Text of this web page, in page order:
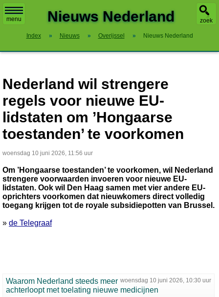
menu zoek
Nieuws Nederland
Index » Nieuws » Overijssel » Nieuws Nederland
Nederland wil strengere
regels voor nieuwe EU-
lidstaten om ’Hongaarse
toestanden’ te voorkomen
woensdag 10 juni 2026, 11:56 uur
Om ’Hongaarse toestanden’ te voorkomen, wil Nederland
strengere voorwaarden invoeren voor nieuwe EU-
lidstaten. Ook wil Den Haag samen met vier andere EU-
oprichters voorkomen dat nieuwkomers direct volledig
toegang krijgen tot de royale subsidiepotten van Brussel.
» de Telegraaf
woensdag 10 juni 2026, 10:30 uur
Waarom Nederland steeds meer
achterloopt met toelating nieuwe medicijnen